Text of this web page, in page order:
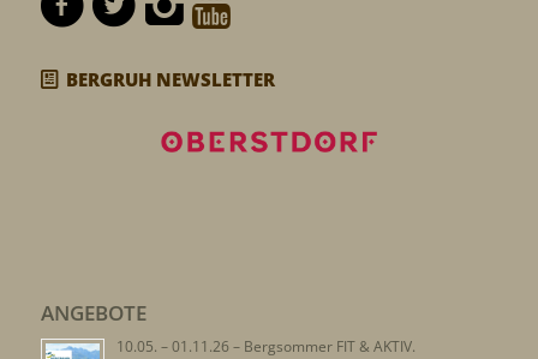
BERGRUH NEWSLETTER
ANGEBOTE
10.05. – 01.11.26 – Bergsommer FIT & AKTIV.